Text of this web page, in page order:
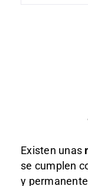
Existen unas
se cumplen
y